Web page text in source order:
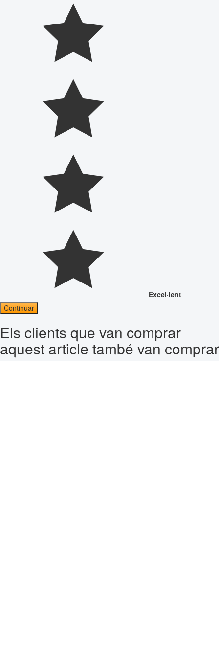
Excel·lent
Continuar
Els clients que van comprar
aquest article també van comprar